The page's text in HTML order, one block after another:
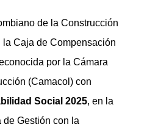
de la Construcción
Caja de Compensación
por la Cámara
(Camacol) con
Social 2025, en la
de Gestión con la